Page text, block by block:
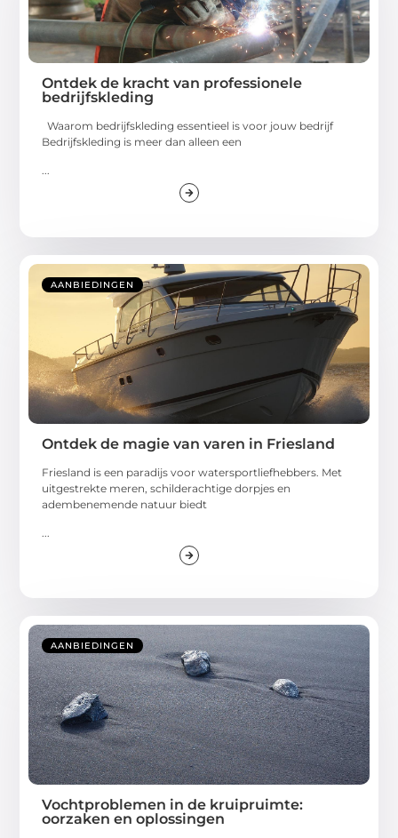
Ontdek de kracht van professionele
bedrijfskleding
Waarom bedrijfskleding essentieel is voor jouw bedrijf
Bedrijfskleding is meer dan alleen een
AANBIEDINGEN
Ontdek de magie van varen in Friesland
Friesland is een paradijs voor watersportliefhebbers. Met
uitgestrekte meren, schilderachtige dorpjes en
adembenemende natuur biedt
...
AANBIEDINGEN
Vochtproblemen in de kruipruimte:
oorzaken en oplossingen